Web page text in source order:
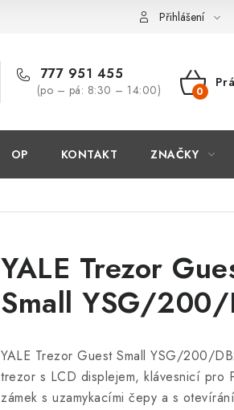
Přihlášení
777 951 455
(po – pá: 8:30 – 14:00)
OP KONTAKT ZNAČKY
YALE Trezor
Small YSG/
YALE Trezor Guest Small YSG/200/
trezor s LCD displejem, klávesnicí pro
zámek s uzamykacími čepy a s